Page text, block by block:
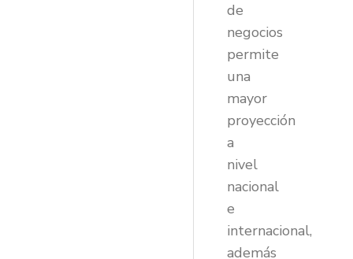
de
negocios
permite
una
mayor
proyección
a
nivel
nacional
e
internacional,
además